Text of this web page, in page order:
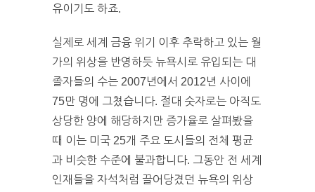
유이기도 하죠.
실제로 세계 금융 위기 이후 추락하고 있는 월
가의 위상을 반영하듯 뉴욕시로 유입되는 대
졸자들의 수는 2007년에서 2012년 사이에
75만 명에 그쳤습니다. 절대 숫자로는 아직도
상당한 양에 해당하지만 증가율로 살펴봤을
때 이는 미국 25개 주요 도시들의 전체 평균
과 비슷한 수준에 불과합니다. 그동안 전 세계
인재들을 자석처럼 끌어당겼던 뉴욕의 위상